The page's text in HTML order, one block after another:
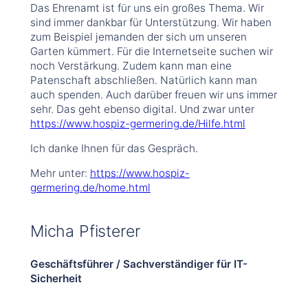
Das Ehrenamt ist für uns ein großes Thema. Wir
sind immer dankbar für Unterstützung. Wir haben
zum Beispiel jemanden der sich um unseren
Garten kümmert. Für die Internetseite suchen wir
noch Verstärkung. Zudem kann man eine
Patenschaft abschließen. Natürlich kann man
auch spenden. Auch darüber freuen wir uns immer
sehr. Das geht ebenso digital. Und zwar unter
https://www.hospiz-germering.de/Hilfe.html
Ich danke Ihnen für das Gespräch.
Mehr unter: https://www.hospiz-
germering.de/home.html
Micha Pfisterer
Geschäftsführer / Sachverständiger für IT-
Sicherheit